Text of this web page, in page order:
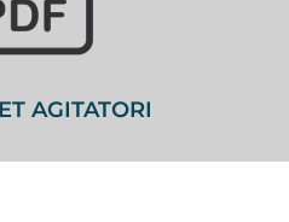
AGITATORI